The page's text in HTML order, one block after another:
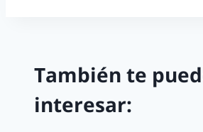
También te
interesar: